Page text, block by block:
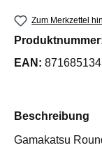
Zum Merkzettel
EAN:
Beschreibung
Gamakatsu